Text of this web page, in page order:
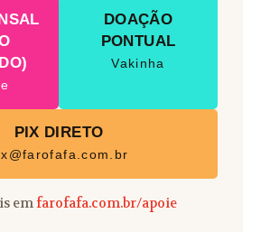
DOAÇÃO
PONTUAL
Vakinha
PIX DIRETO
emfarofafa.com.br/apoie